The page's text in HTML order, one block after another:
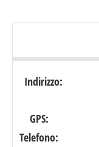
Indirizzo:
GPS:
Telefono: